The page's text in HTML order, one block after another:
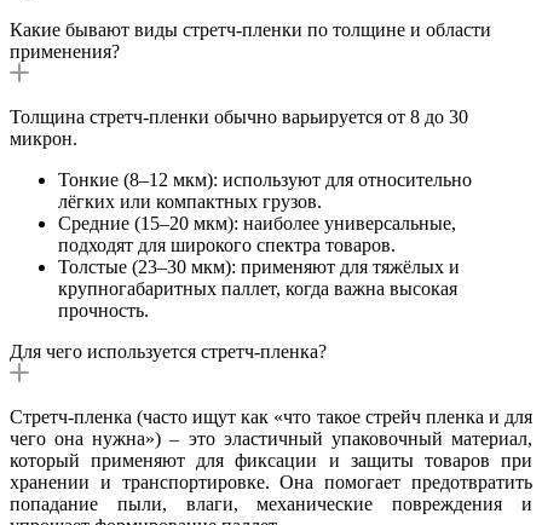
Какие бывают виды стретч-пленки по толщине и области
применения?
Толщина стретч-пленки обычно варьируется от 8 до 30
микрон.
Тонкие (8–12 мкм): используют для относительно
лёгких или компактных грузов.
Средние (15–20 мкм): наиболее универсальные,
подходят для широкого спектра товаров.
Толстые (23–30 мкм): применяют для тяжёлых и
крупногабаритных паллет, когда важна высокая
прочность.
Для чего используется стретч-пленка?
Стретч-пленка (часто ищут как «что такое стрейч пленка и для
чего она нужна») – это эластичный упаковочный материал,
который применяют для фиксации и защиты товаров при
хранении и транспортировке. Она помогает предотвратить
попадание пыли, влаги, механические повреждения и